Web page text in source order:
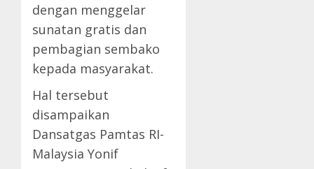
dengan menggelar
sunatan gratis dan
pembagian sembako
kepada masyarakat.
Hal tersebut
disampaikan
Dansatgas Pamtas RI-
Malaysia Yonif